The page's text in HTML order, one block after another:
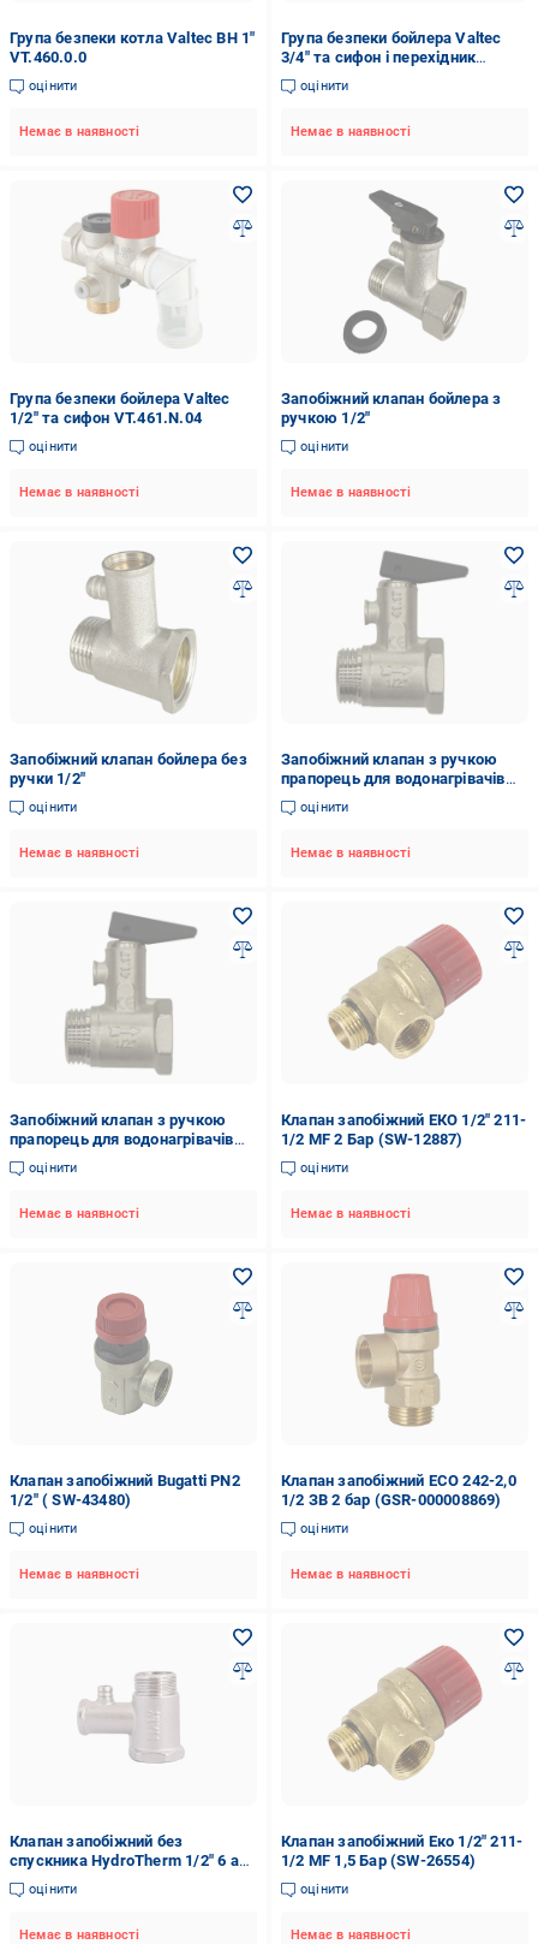
Група безпеки котла Valtec ВН 1"
VT.460.0.0
оцінити
Немає в наявності
Група безпеки бойлера Valtec
3/4" та сифон і перехідник
3/4"х1/2" VT.461.N.05
оцінити
Немає в наявності
Група безпеки бойлера Valtec
1/2" та сифон VT.461.N.04
оцінити
Немає в наявності
Запобіжний клапан бойлера з
ручкою 1/2"
оцінити
Немає в наявності
Запобіжний клапан бойлера без
ручки 1/2"
оцінити
Немає в наявності
Запобіжний клапан з ручкою
прапорець для водонагрівачів
IVR 1/2" Ду 15 (135205002)
оцінити
Немає в наявності
Запобіжний клапан з ручкою
прапорець для водонагрівачів
Mastec 1/2" Ду 15
оцінити
Немає в наявності
Клапан запобіжний ЕКО 1/2" 211-
1/2 MF 2 Бар (SW-12887)
оцінити
Немає в наявності
Клапан запобіжний Bugatti PN2
1/2" ( SW-43480)
оцінити
Немає в наявності
Клапан запобіжний ECO 242-2,0
1/2 ЗВ 2 бар (GSR-000008869)
оцінити
Немає в наявності
Клапан запобіжний без
спускника HydroTherm 1/2" 6 ам
(TU-5531)
оцінити
Немає в наявності
Клапан запобіжний Еко 1/2" 211-
1/2 MF 1,5 Бар (SW-26554)
оцінити
Немає в наявності